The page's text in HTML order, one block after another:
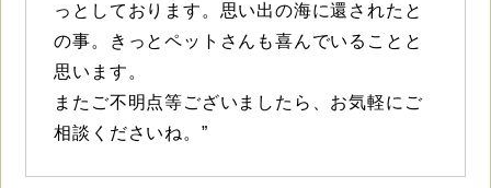
っとしております。思い出の海に還されたと
の事。きっとペットさんも喜んでいることと
思います。
またご不明点等ございましたら、お気軽にご
相談くださいね。”